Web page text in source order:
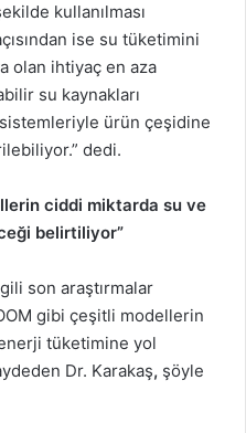
kullanılması
ise su tüketimini
olan ihtiyaç en aza
su kaynakları
ürün çeşidine
dedi.
ciddi miktarda su ve
belirtiliyor”
son araştırmalar
gibi çeşitli modellerin
tüketimine yol
Dr. Karakaş, şöyle